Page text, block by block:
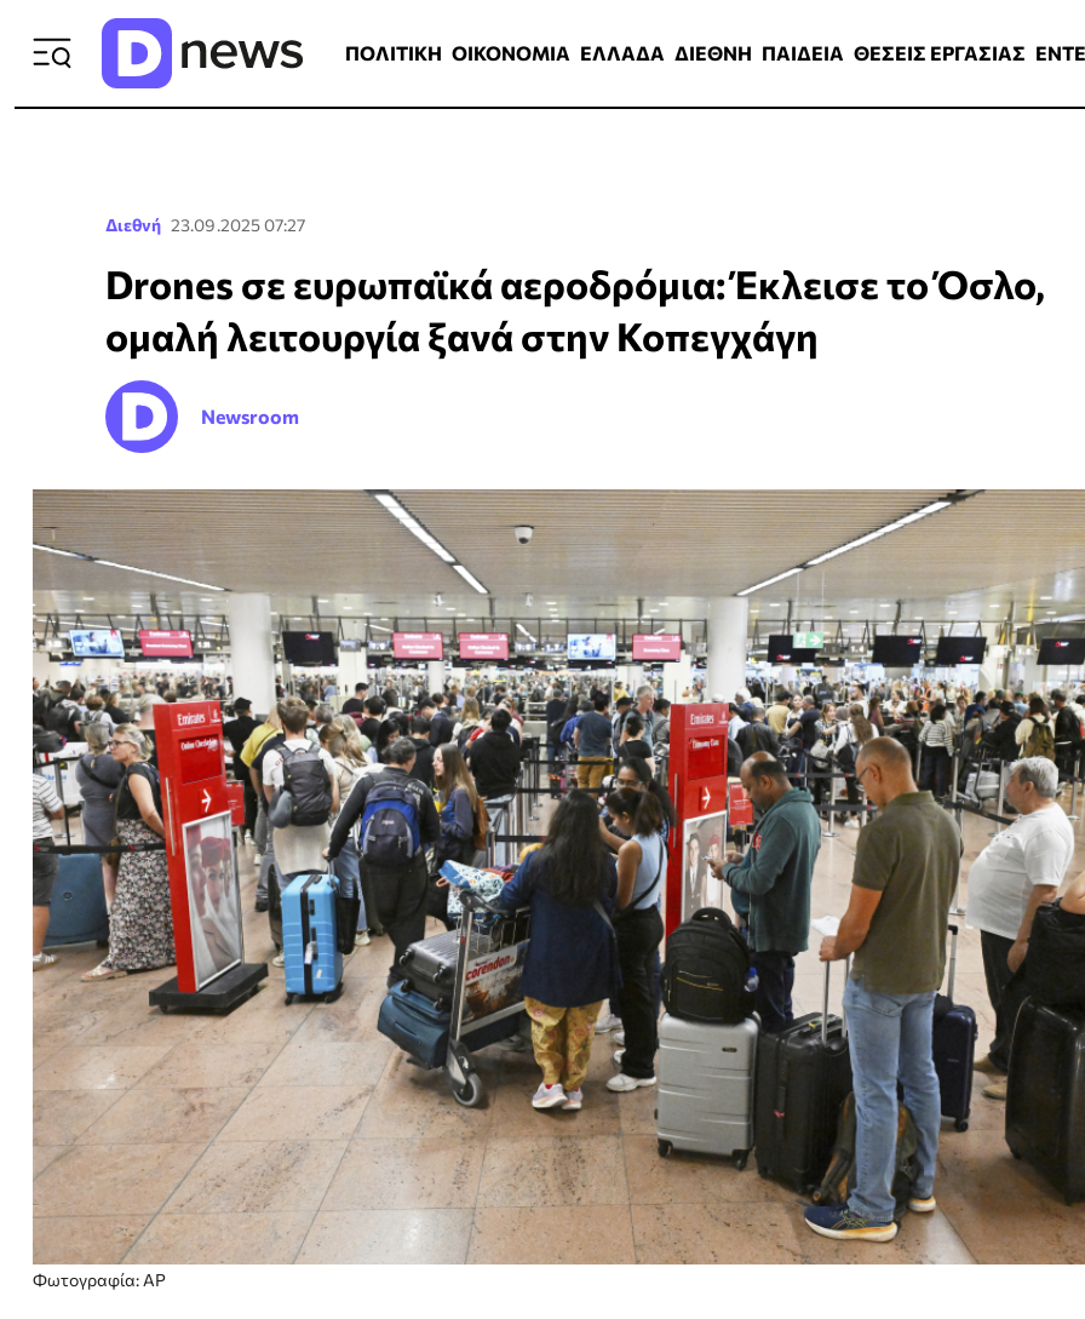
ΠΟΛΙΤΙΚΗ ΟΙΚΟΝΟΜΙΑ ΕΛΛΑΔΑ ΔΙΕΘΝΗ ΠΑΙΔΕΙΑ ΘΕΣΕΙΣ ΕΡΓΑΣΙΑΣ
Διεθνή 23.09.2025 07:27
Drones σε ευρωπαϊκά αεροδρόμια: Έκλεισε το Όσλο,
ομαλή λειτουργία ξανά στην Κοπεγχάγη
Newsroom
Φωτογραφία: AP